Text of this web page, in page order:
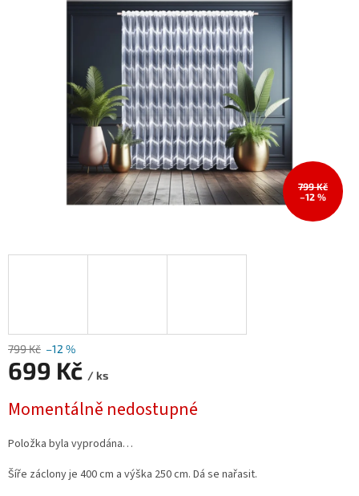
z
5
hvězdiček.
799 Kč
–12 %
799 Kč –12 %
699 Kč / ks
cena:
Momentálně nedostupné
Položka byla vyprodána…
Šíře záclony je 400 cm a výška 250 cm. Dá se nařasit.